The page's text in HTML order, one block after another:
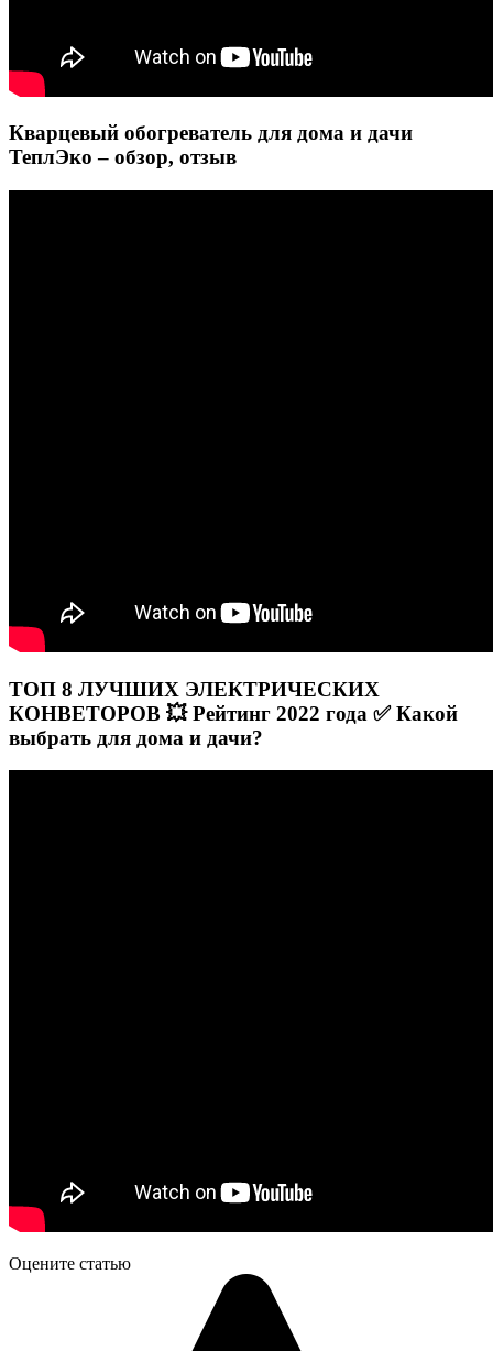
Кварцевый обогреватель для дома и дачи
ТеплЭко – обзор, отзыв
ТОП 8 ЛУЧШИХ ЭЛЕКТРИЧЕСКИХ
КОНВЕТОРОВ 💥 Рейтинг 2022 года ✅ Какой
выбрать для дома и дачи?
Оцените статью